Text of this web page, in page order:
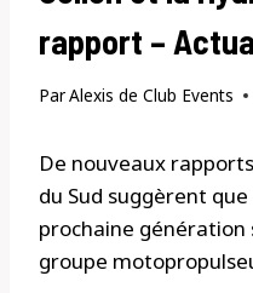
rapport –
ParAlexis de Club Events
De nouveaux
du Sud suggèrent
prochaine génération
groupe